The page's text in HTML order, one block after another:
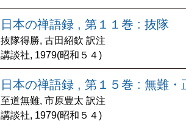
日本の禅語録 , 第１１巻 : 抜隊
抜隊得勝, 古田紹欽 訳注
講談社, 1979(昭和５４)
日本の禅語録 , 第１５巻 : 無難・
至道無難, 市原豊太 訳注
講談社, 1979(昭和５４)